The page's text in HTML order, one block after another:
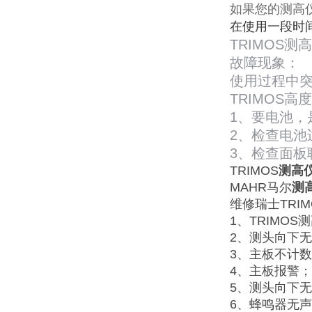
如果您的测高
在使用一段时
TRIMOS测
故障现象：
使用过程中
TRIMOS高
1、要电池，
2、检查电池
3、检查面
TRIMOS测高
MAHR马尔测
维修瑞士
1、TRIMOS
2、测头向下
3、主板不计
4、主板报警；
5、测头向下
6、蜂鸣器无